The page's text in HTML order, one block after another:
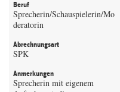
Beruf
Sprecherin/Schauspielerin/Mo
deratorin
Abrechnungsart
SPK
Anmerkungen
Sprecherin mit eigenem